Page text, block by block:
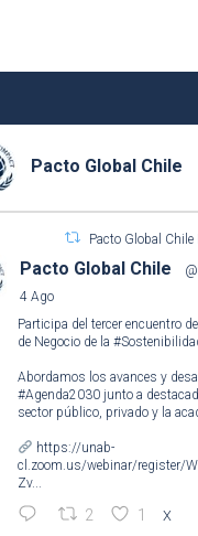
Pacto Global Chile
Pacto Global Chile
Pacto Global Chile
4 Ago
Participa del tercer encuentro
de Negocio de la
Abordamos los avances y
#Agenda2030 junto a
sector público, privado y la
https://unab-
cl.zoom.us/webinar/register/
Zv...
2 1 X